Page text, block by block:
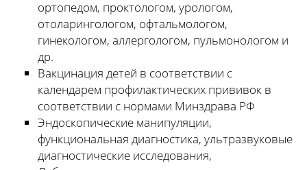
ортопедом, проктологом, урологом,
отоларингологом, офтальмологом,
гинекологом, аллергологом, пульмонологом и
др.
Вакцинация детей в соответствии с
календарем профилактических прививок в
соответствии с нормами Минздрава РФ
Эндоскопические манипуляции,
функциональная диагностика, ультразвуковые
диагностические исследования,